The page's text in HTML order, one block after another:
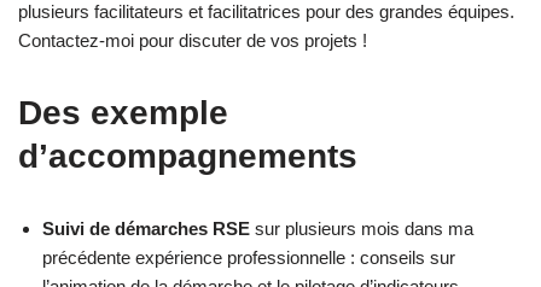
plusieurs facilitateurs et facilitatrices pour des grandes équipes.
Contactez-moi pour discuter de vos projets !
Des exemple
d’accompagnements
Suivi de démarches RSE sur plusieurs mois dans ma
précédente expérience professionnelle : conseils sur